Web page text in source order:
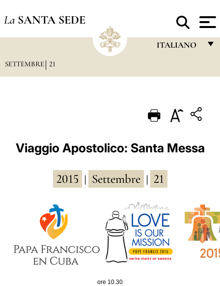
La SANTA SEDE
ITALIANO
PORTUGUÊS
ESPAÑOL
POLSKI
中文
LATINE
SETTEMBRE 21
Viaggio Apostolico: Santa Messa
2015 Settembre 21
ore 10.30